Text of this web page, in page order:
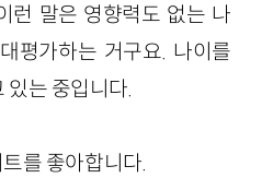
런 말은 영향력도 없는 나
평가하는 거구요. 나이를
있는 중입니다.
를 좋아합니다.